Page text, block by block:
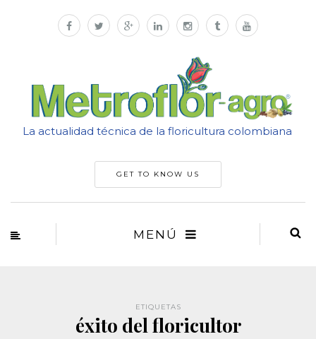
La actualidad técnica de la floricultura colombiana
GET TO KNOW US
MENÚ
ETIQUETAS
éxito del floricultor